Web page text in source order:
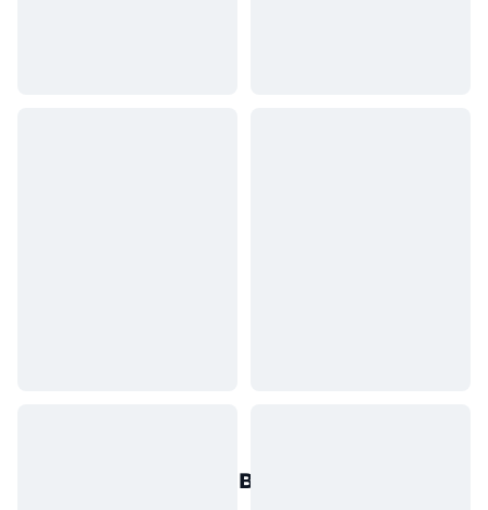
Популярни активи от реалния